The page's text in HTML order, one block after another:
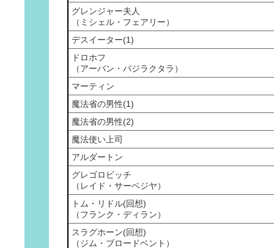
グレンジャー夫人
（ミシェル・フェアリー）
デスイーター(1)
ドロホフ
（アーバン・バジラクタラ）
マーティン
魔法省の男性(1)
魔法省の男性(2)
魔法使い上司
アルダートン
グレゴロビッチ
（レイド・サーベジヤ）
トム・リドル(回想)
（フランク・ディラン）
スラグホーン(回想)
（ジム・ブロードベント）